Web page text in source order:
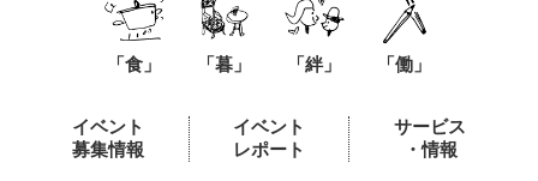
「食」 「暮」 「絆」 「働」
イベント
募集情報
イベント
レポート
サービス
・情報